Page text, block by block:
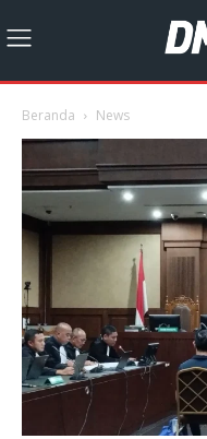
Beranda News